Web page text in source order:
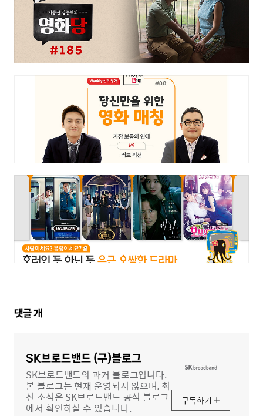
댓
댓글개
SK브로드밴드 (구)블로그
SK브로드밴드의 과거 블로그입니다.
본 블로그는 현재 운영되지 않으며, 최
신 소식은 SK브로드밴드 공식 블로그
에서 확인하실 수 있습니다.
구독하기